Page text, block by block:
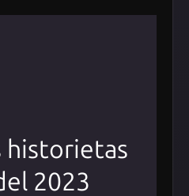
historietas
2023